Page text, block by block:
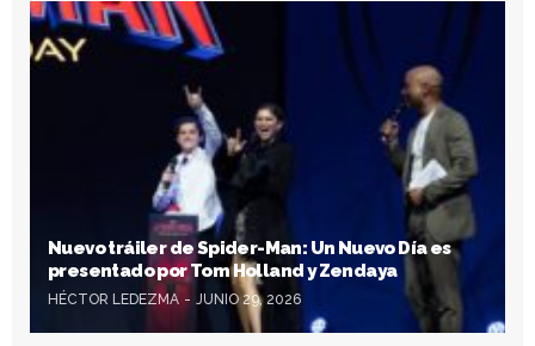
Nuevo tráiler de Spider-Man: Un Nuevo Día es
presentado por Tom Holland y Zendaya
HÉCTOR LEDEZMA JUNIO 29, 2026